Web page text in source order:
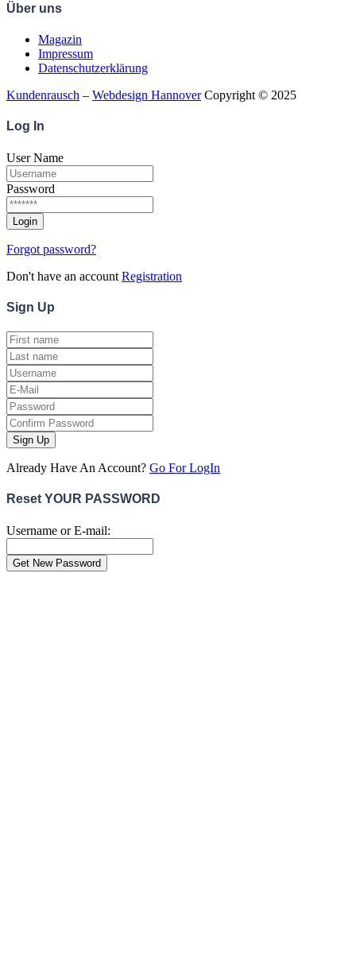
Über uns
Magazin
Impressum
Datenschutzerklärung
Kundenrausch – Webdesign HannoverCopyright © 2025
Log In
User Name
Password
Forgot password?
Don't have an account Registration
Sign Up
Sign Up
Already Have An Account? Go For LogIn
Reset YOUR PASSWORD
Username or E-mail: